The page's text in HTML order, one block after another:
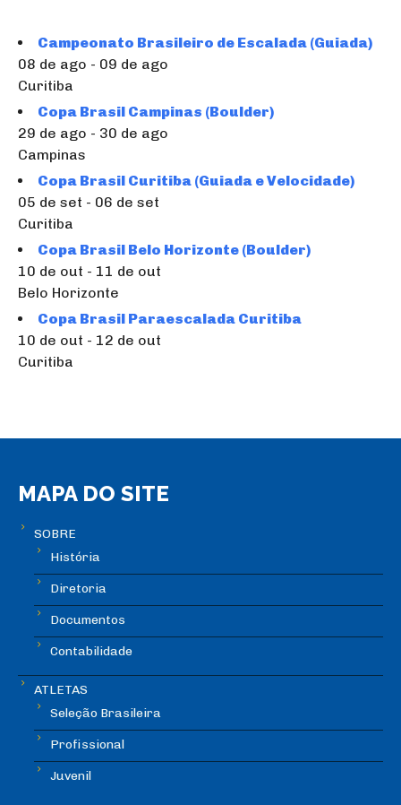
Campeonato Brasileiro de Escalada (Guiada)
08 de ago - 09 de ago
Curitiba
Copa Brasil Campinas (Boulder)
29 de ago - 30 de ago
Campinas
Copa Brasil Curitiba (Guiada e Velocidade)
05 de set - 06 de set
Curitiba
Copa Brasil Belo Horizonte (Boulder)
10 de out - 11 de out
Belo Horizonte
Copa Brasil Paraescalada Curitiba
10 de out - 12 de out
Curitiba
MAPA DO SITE
SOBRE
História
Diretoria
Documentos
Contabilidade
ATLETAS
Seleção Brasileira
Profissional
Juvenil